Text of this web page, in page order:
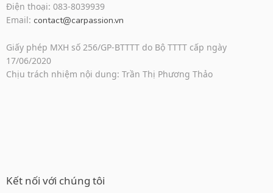
Điện thoại: 083-8039939
Email: contact@carpassion.vn
Giấy phép MXH số 256/GP-BTTTT do Bộ TTTT cấp ngày
17/06/2020
Chịu trách nhiệm nội dung: Trần Thị Phương Thảo
Kết nối với chúng tôi